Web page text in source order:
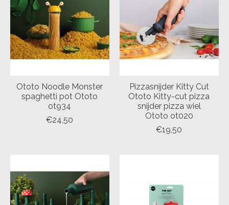
Ototo Noodle Monster
spaghetti pot Ototo
ot934
€24,50
Pizzasnijder Kitty Cut
Ototo Kitty-cut pizza
snijder pizza wiel
Ototo ot020
€19,50